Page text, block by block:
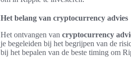
Het belang van cryptocurrency advies
Het ontvangen van cryptocurrency
je begeleiden bij het begrijpen van de
bij het bepalen van de beste timing om